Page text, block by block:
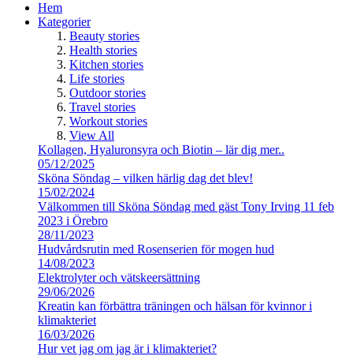
Hem
Kategorier
Beauty stories
Health stories
Kitchen stories
Life stories
Outdoor stories
Travel stories
Workout stories
View All
Kollagen, Hyaluronsyra och Biotin – lär dig mer..
05/12/2025
Sköna Söndag – vilken härlig dag det blev!
15/02/2024
Välkommen till Sköna Söndag med gäst Tony Irving 11 feb
2023 i Örebro
28/11/2023
Hudvårdsrutin med Rosenserien för mogen hud
14/08/2023
Elektrolyter och vätskeersättning
29/06/2026
Kreatin kan förbättra träningen och hälsan för kvinnor i
klimakteriet
16/03/2026
Hur vet jag om jag är i klimakteriet?